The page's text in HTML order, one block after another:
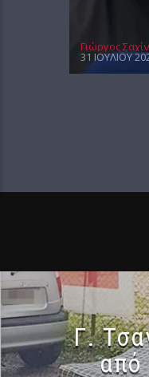
Γιώργος
31 ΙΟΥΛΊΟΥ
Γ.
από